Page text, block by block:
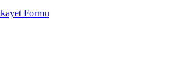
Formu